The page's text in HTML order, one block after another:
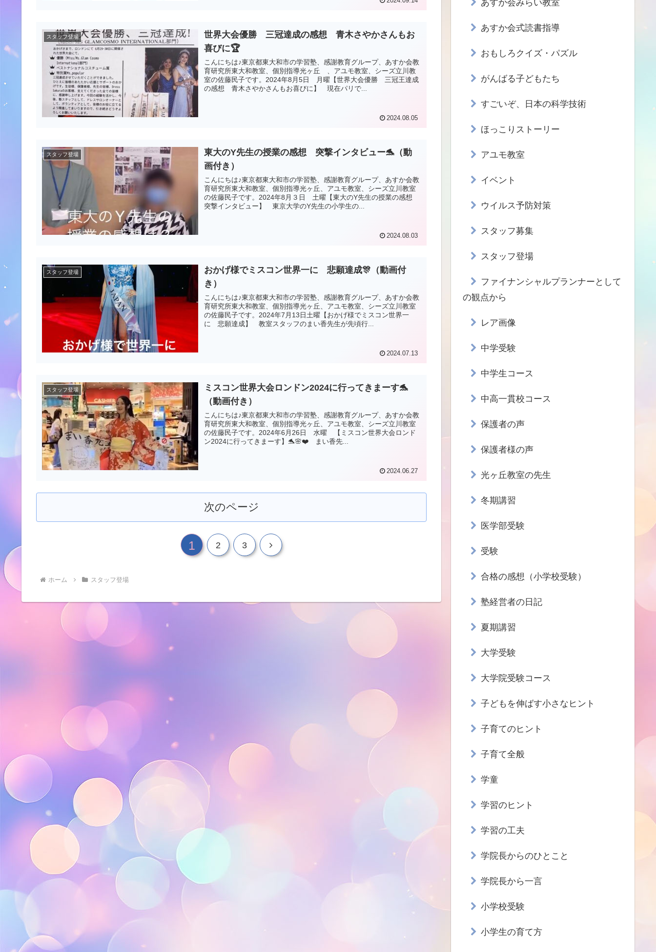
スタッフ登場
世界大会優勝 三冠達成の感想 青木さやかさんもお
喜びに🏆
こんにちは♪東京都東大和市の学習塾、感謝教育グループ、あすか会教
育研究所東大和教室、個別指導光ヶ丘 、アユモ教室、シーズ立川教
室の佐藤民子です。2024年8月5日 月曜【世界大会優勝 三冠王達成
の感想 青木さやかさんもお喜びに】 現在パリで...
2024.08.05
スタッフ登場
東大のY先生の授業の感想 突撃インタビュー🐬（動
画付き）
こんにちは♪東京都東大和市の学習塾、感謝教育グループ、あすか会教
育研究所東大和教室、個別指導光ヶ丘、アユモ教室、シーズ立川教室
の佐藤民子です。2024年8月３日 土曜【東大のY先生の授業の感想
突撃インタビュー】 東京大学のY先生の小学生の...
2024.08.03
スタッフ登場
おかげ様でミスコン世界一に 悲願達成🎊（動画付
き）
こんにちは♪東京都東大和市の学習塾、感謝教育グループ、あすか会教
育研究所東大和教室、個別指導光ヶ丘、アユモ教室、シーズ立川教室
の佐藤民子です。2024年7月13日土曜【おかげ様でミスコン世界一
に 悲願達成】 教室スタッフのまい香先生が先頃行...
2024.07.13
スタッフ登場
ミスコン世界大会ロンドン2024に行ってきまーす🐬
（動画付き）
こんにちは♪東京都東大和市の学習塾、感謝教育グループ、あすか会教
育研究所東大和教室、個別指導光ヶ丘、アユモ教室、シーズ立川教室
の佐藤民子です。2024年6月26日 水曜 【ミスコン世界大会ロンド
ン2024に行ってきまーす】🐬🌸❤️ まい香先...
2024.06.27
次のページ
1 2 3 次
ホーム スタッフ登場
あすか会みらい教室
あすか会式読書指導
おもしろクイズ・パズル
がんばる子どもたち
すごいぞ、日本の科学技術
ほっこりストーリー
アユモ教室
イベント
ウイルス予防対策
スタッフ募集
スタッフ登場
ファイナンシャルプランナーとして
の観点から
レア画像
中学受験
中学生コース
中高一貫校コース
保護者の声
保護者様の声
光ヶ丘教室の先生
冬期講習
医学部受験
受験
合格の感想（小学校受験）
塾経営者の日記
夏期講習
大学受験
大学院受験コース
子どもを伸ばす小さなヒント
子育てのヒント
子育て全般
学童
学習のヒント
学習の工夫
学院長からのひとこと
学院長から一言
小学校受験
小学生の育て方